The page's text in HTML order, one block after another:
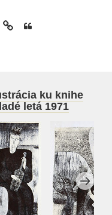
ku knihe
letá 1971